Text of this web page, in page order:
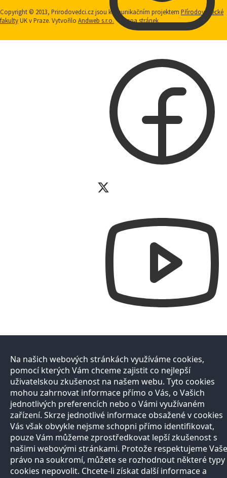
Copyright © 2013, Prirodovedci.cz jsou komunikačním projektem Přírodovědecké
fakultyUK v Praze. Vytvořilo Andweb s.r.o. Mapa stránek
Na našich webových stránkách využíváme cookies,
pomocí kterých Vám chceme zajistit co nejlepší
uživatelskou zkušenost na našem webu. Tyto cookies
mohou zahrnovat informace přímo o Vás, o Vašich
jednotlivých preferencích nebo o Vámi využívaném
zařízení. Skrze jednotlivé informace obsažené v cookies
Vás však obvykle nejsme schopni přímo identifikovat,
pouze Vám můžeme zprostředkovat lepší zkušenost s
našimi webovými stránkami. Protože respektujeme Vaše
právo na soukromí, můžete se rozhodnout některé typy
cookies nepovolit. Chcete-li získat další informace a